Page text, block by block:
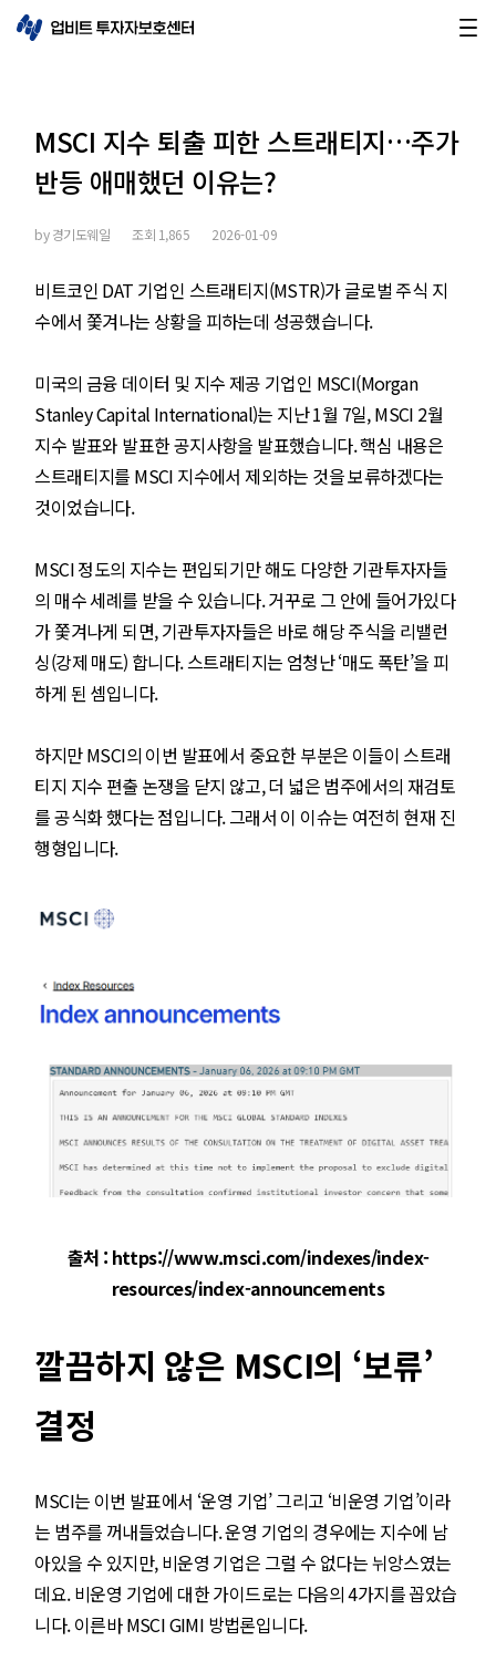
MSCI 지수 퇴출 피한 스트래티지…주가
반등 애매했던 이유는?
by경기도웨일 조회 1,865 2026-01-09
비트코인 DAT 기업인 스트래티지(MSTR)가 글로벌 주식 지
수에서 쫓겨나는 상황을 피하는데 성공했습니다.
미국의 금융 데이터 및 지수 제공 기업인 MSCI(Morgan
Stanley Capital International)는 지난 1월 7일, MSCI 2월
지수 발표와 발표한 공지사항을 발표했습니다. 핵심 내용은
스트래티지를 MSCI 지수에서 제외하는 것을 보류하겠다는
것이었습니다.
MSCI 정도의 지수는 편입되기만 해도 다양한 기관투자자들
의 매수 세례를 받을 수 있습니다. 거꾸로 그 안에 들어가있다
가 쫓겨나게 되면, 기관투자자들은 바로 해당 주식을 리밸런
싱(강제 매도) 합니다. 스트래티지는 엄청난 ‘매도 폭탄’을 피
하게 된 셈입니다.
하지만 MSCI의 이번 발표에서 중요한 부분은 이들이 스트래
티지 지수 편출 논쟁을 닫지 않고, 더 넓은 범주에서의 재검토
를 공식화 했다는 점입니다. 그래서 이 이슈는 여전히 현재 진
행형입니다.
출처 : https://www.msci.com/indexes/index-
resources/index-announcements
깔끔하지 않은 MSCI의 ‘보류’
결정
MSCI는 이번 발표에서 ‘운영 기업’ 그리고 ‘비운영 기업’이라
는 범주를 꺼내들었습니다. 운영 기업의 경우에는 지수에 남
아있을 수 있지만, 비운영 기업은 그럴 수 없다는 뉘앙스였는
데요. 비운영 기업에 대한 가이드로는 다음의 4가지를 꼽았습
니다. 이른바 MSCI GIMI 방법론입니다.